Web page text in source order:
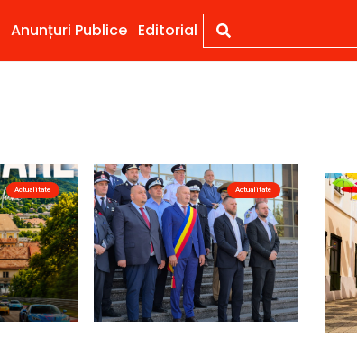
Anunțuri Publice Editorial
Actualitate Actualitate